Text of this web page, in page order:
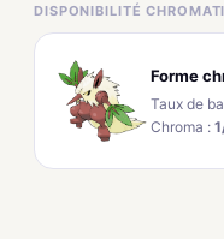
DISPONIBILITÉ
Forme
Taux de
Chroma :